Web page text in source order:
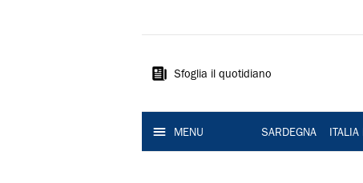
Sardegna
Sfoglia il quotidiano
MENU SARDEGNA ITALIA